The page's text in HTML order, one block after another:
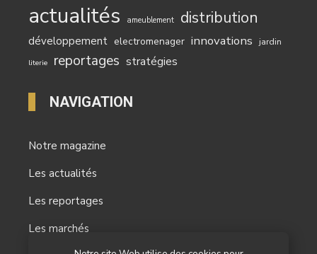
actualités ameublement distribution
développement electromenager innovations jardin
literie reportages stratégies
NAVIGATION
Notre magazine
Les actualités
Les reportages
Les marchés